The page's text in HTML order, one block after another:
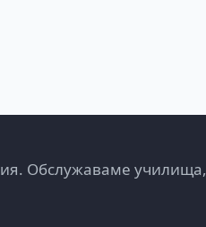
Обслужаваме училища,